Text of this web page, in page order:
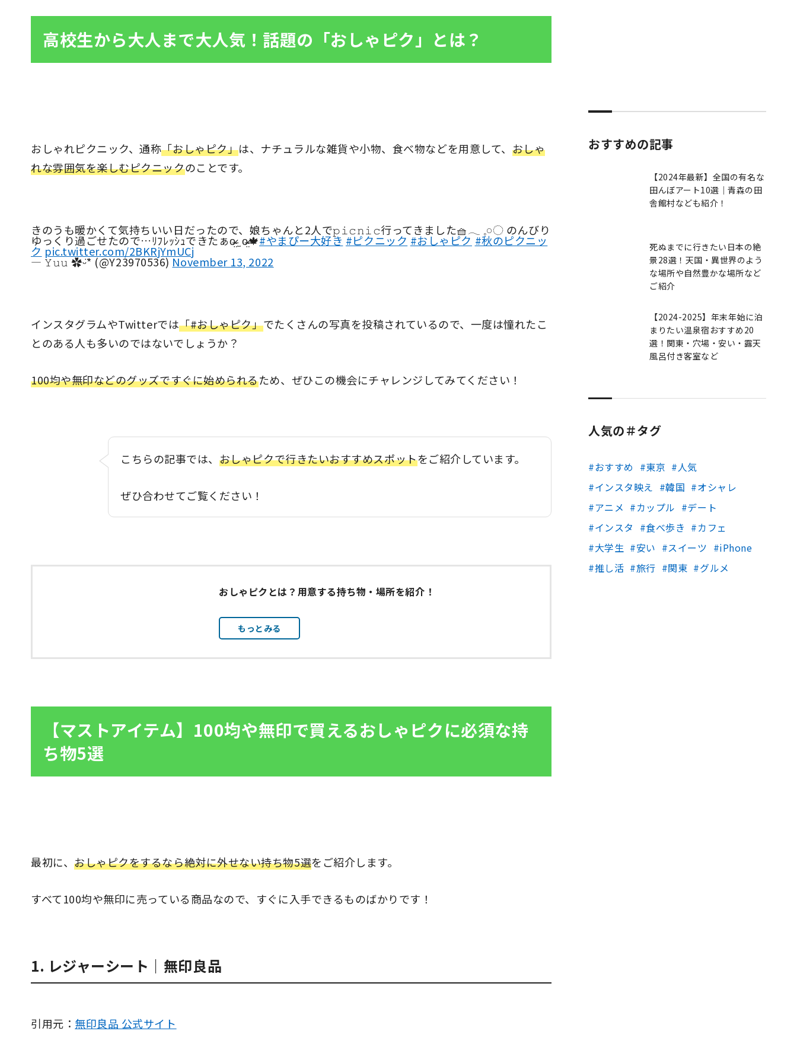
高校生から大人まで大人気！話題の「おしゃピク」とは？
おしゃれピクニック、通称「おしゃピク」は、ナチュラルな雑貨や小物、食べ物などを用意して、 おしゃ
れな雰囲気を楽しむピクニックのことです。
きのうも暖かくて気持ちいい日だったので、娘ちゃんと2人で𝚙𝚒𝚌𝚗𝚒𝚌行ってきました🧺𓂃 𓈒𓏸◌ のんびり
ゆっくり過ごせたので…ﾘﾌﾚｯｼｭできたぁo̴̶̷̤ ̫ o̴̶̷̤🍁#やまぴー大好き #ピクニック #おしゃピク #秋のピクニッ
ク pic.twitter.com/2BKRjYmUCj
— 𝚈𝚞𝚞 ✿ᵕ̈* (@Y23970536)November 13, 2022
インスタグラムやTwitterでは「#おしゃピク」でたくさんの写真を投稿されているので、一度は憧れたこ
とのある人も多いのではないでしょうか？
100均や無印などのグッズですぐに始められるため、ぜひこの機会にチャレンジしてみてください！
こちらの記事では、 おしゃピクで行きたいおすすめスポットをご紹介しています。
ぜひ合わせてご覧ください！
おしゃピクとは？用意する持ち物・場所を紹介！
もっとみる
【マストアイテム】100均や無印で買えるおしゃピクに必須な持
ち物5選
最初に、おしゃピクをするなら絶対に外せない持ち物5選をご紹介します。
すべて100均や無印に売っている商品なので、すぐに入手できるものばかりです！
1. レジャーシート｜無印良品
引用元： 無印良品 公式サイト
おすすめの記事
【2024年最新】全国の有名な
田んぼアート10選｜青森の田
舎館村なども紹介！
死ぬまでに行きたい日本の絶
景28選！天国・異世界のよう
な場所や自然豊かな場所など
ご紹介
【2024-2025】年末年始に泊
まりたい温泉宿おすすめ20
選！関東・穴場・安い・露天
風呂付き客室など
人気の＃タグ
おすすめ 東京
人気
インスタ映え
韓国
オシャレ
アニメ
カップル
デート
インスタ
食べ歩き
カフェ
大学生
安い スイーツ
iPhone
推し活
旅行 関東 グルメ